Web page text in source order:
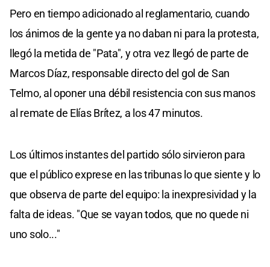
Pero en tiempo adicionado al reglamentario, cuando
los ánimos de la gente ya no daban ni para la protesta,
llegó la metida de "Pata", y otra vez llegó de parte de
Marcos Díaz, responsable directo del gol de San
Telmo, al oponer una débil resistencia con sus manos
al remate de Elías Brítez, a los 47 minutos.
Los últimos instantes del partido sólo sirvieron para
que el público exprese en las tribunas lo que siente y lo
que observa de parte del equipo: la inexpresividad y la
falta de ideas. "Que se vayan todos, que no quede ni
uno solo..."